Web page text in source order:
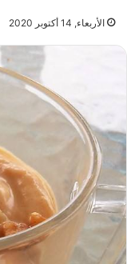
الأربعاء, 14 أكتوبر 2020